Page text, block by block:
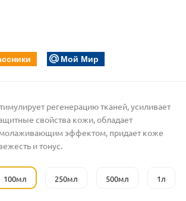
Мой Мир
регенерацию тканей, усиливает
свойства кожи, обладает
эффектом, придает коже
и тонус.
100мл 250мл 500мл 1л